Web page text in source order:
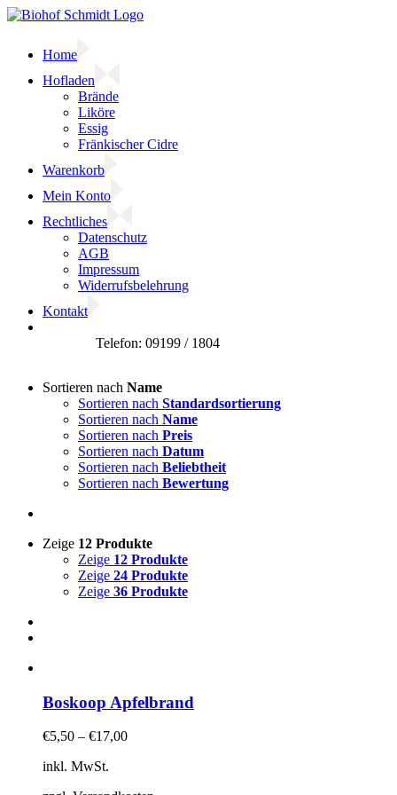
Zum
Home
Hofladen
Brände
Liköre
Essig
Fränkischer Cidre
Warenkorb
Mein Konto
Rechtliches
Datenschutz
AGB
Impressum
Widerrufsbelehrung
Kontakt
Sortieren nach Name
Sortieren nach Standardsortierung
Sortieren nach Name
Sortieren nach Preis
Sortieren nach Datum
Sortieren nach Beliebtheit
Sortieren nach Bewertung
Zeige 12 Produkte
Zeige 12 Produkte
Zeige 24 Produkte
Zeige 36 Produkte
Boskoop Apfelbrand
€5,50 – €17,00
inkl. MwSt.